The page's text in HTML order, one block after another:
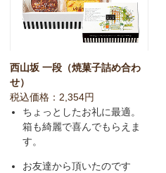
西山坂 一段（焼菓子詰め合わ
せ）
税込価格：2,354円
ちょっとしたお礼に最適。
箱も綺麗で喜んでもらえま
す。
お友達から頂いたのです